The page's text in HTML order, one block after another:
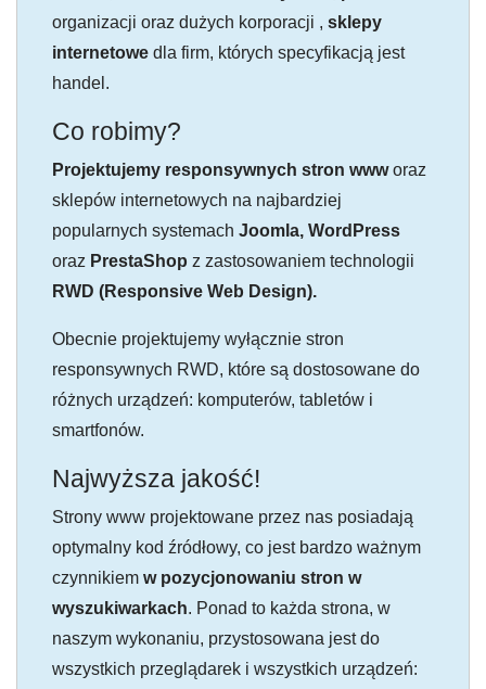
organizacji oraz dużych korporacji , sklepy
internetowe dla firm, których specyfikacją jest
handel.
Co robimy?
Projektujemy responsywnych stron wwworaz
sklepów internetowych na najbardziej
popularnych systemach Joomla, WordPress
oraz PrestaShop z zastosowaniem technologii
RWD (Responsive Web Design).
Obecnie projektujemy wyłącznie stron
responsywnych RWD, które są dostosowane do
różnych urządzeń: komputerów, tabletów i
smartfonów.
Najwyższa jakość!
Strony www projektowane przez nas posiadają
optymalny kod źródłowy, co jest bardzo ważnym
czynnikiem w pozycjonowaniu stron w
wyszukiwarkach. Ponad to każda strona, w
naszym wykonaniu, przystosowana jest do
wszystkich przeglądarek i wszystkich urządzeń: